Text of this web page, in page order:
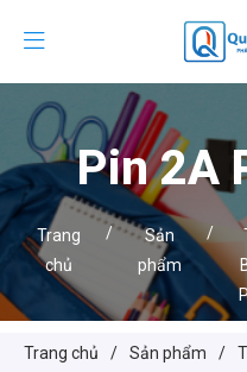
Pin 2A
Trang
chủ
/
Sản
phẩm
/
Trang chủ / Sản phẩm /